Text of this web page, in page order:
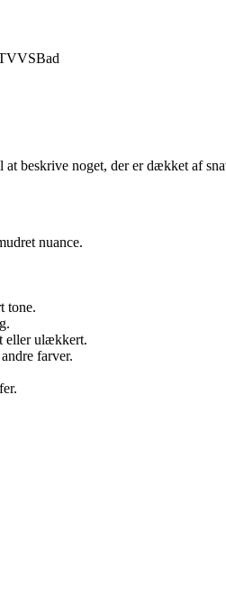
VVSBad
beskrive noget, der er dækket af
nuance.
tone.
eller ulækkert.
farver.